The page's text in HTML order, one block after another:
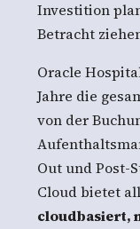
Investition
Betracht
Oracle
Jahre die
von der
Out und Post-
Cloud bietet
cloudbasiert,